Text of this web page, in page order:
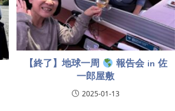
【終了】地球一周
報告会 in 佐
一郎屋敷
2025-01-13